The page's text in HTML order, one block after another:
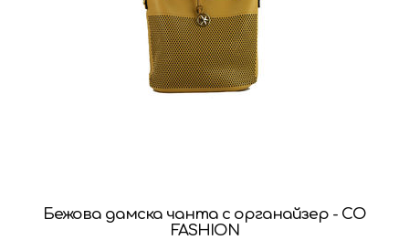
Бежова дамска чанта с органайзер - CO
FASHION